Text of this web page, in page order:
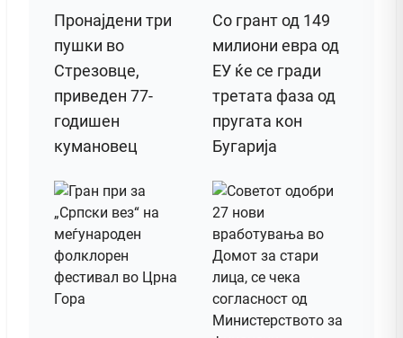
Пронајдени три
пушки во
Стрезовце,
приведен 77-
годишен
кумановец
Со грант од 149
милиони евра од
ЕУ ќе се гради
третата фаза од
пругата кон
Бугарија